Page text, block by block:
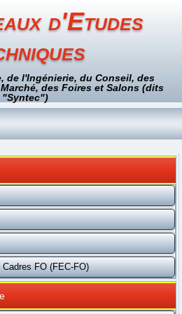
d'Etudes
de l'Ingénierie, du Conseil, des
des Foires et Salons (dits
"Syntec")
FO (FEC-FO)